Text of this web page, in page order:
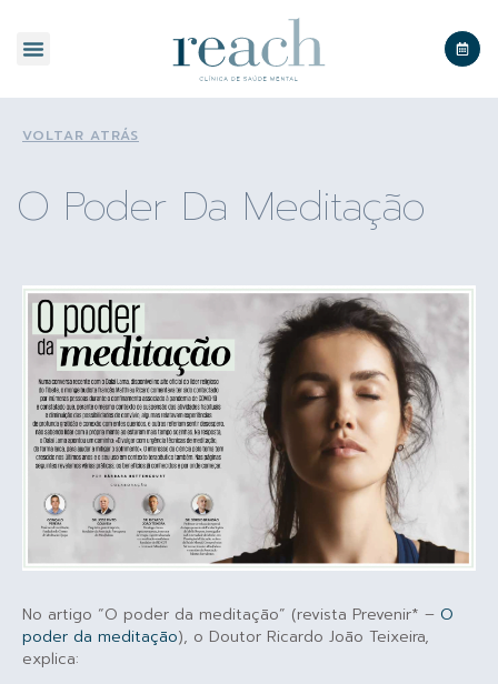
VOLTAR ATRÁS
O Poder Da Meditação
No artigo “O poder da meditação” (revista Prevenir* – O
poder da meditação), o Doutor Ricardo João Teixeira,
explica: